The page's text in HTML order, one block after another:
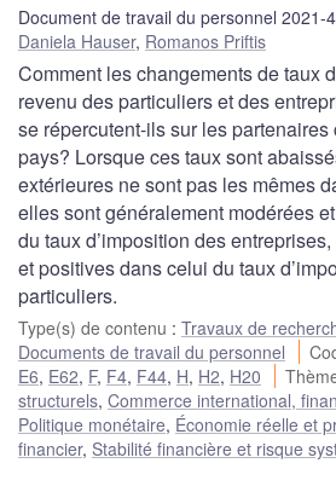
Document de travail du personnel 2021-
Daniela Hauser, Romanos Priftis
Comment les changements de taux
revenu des particuliers et des
se répercutent-ils sur les
pays? Lorsque ces taux sont
extérieures ne sont pas les mêmes
elles sont généralement modérées
du taux d’imposition des
et positives dans celui du taux
particuliers.
Type(s) de contenu : Travaux de
Documents de travail du personnel
E6, E62, F, F4, F44, H, H2, H20
structurels, Commerce international,
Politique monétaire, Économie réelle et
financier, Stabilité financière et risque